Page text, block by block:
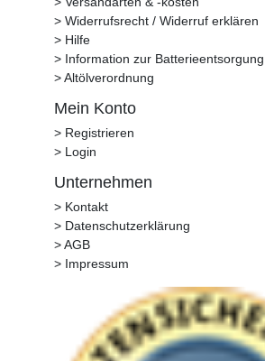
> Widerrufsrecht / Widerruf erklären
> Hilfe
> Information zur Batterieentsorgung
> Altölverordnung
Mein Konto
> Registrieren
> Login
Unternehmen
> Kontakt
> Datenschutzerklärung
> AGB
> Impressum